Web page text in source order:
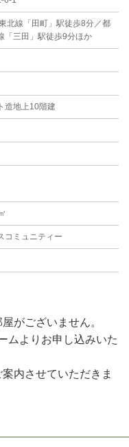
北線「田町」駅徒歩8分／都
「三田」駅徒歩9分ほか
造地上10階建
コミュニティー
がございません。
ムよりお申し込みいた
内させていただきま